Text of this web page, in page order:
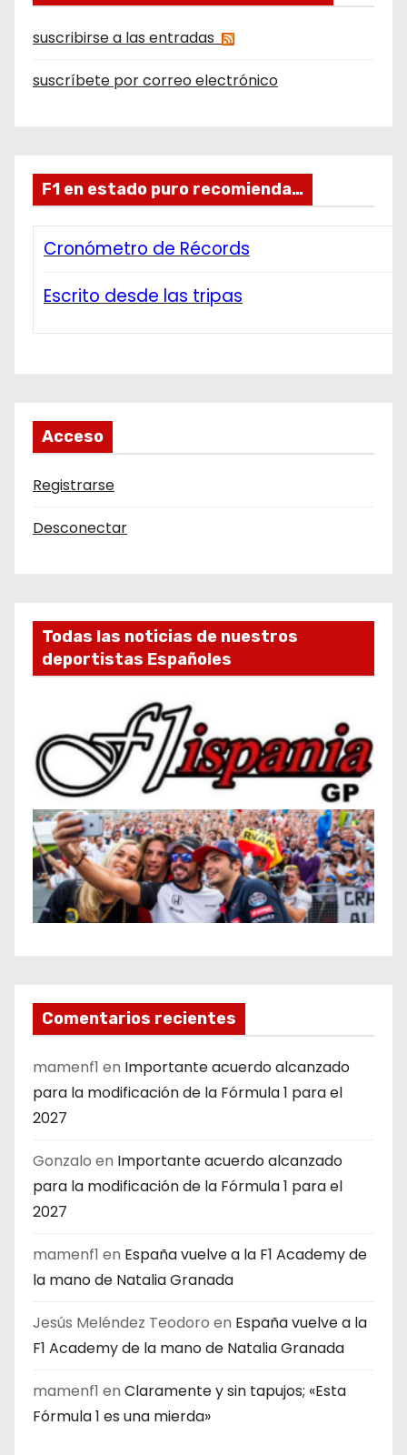
suscribirse a las entradas
suscríbete por correo electrónico
F1 en estado puro recomienda…
Cronómetro de Récords
Escrito desde las tripas
Acceso
Registrarse
Desconectar
Todas las noticias de nuestros
deportistas Españoles
Comentarios recientes
mamenf1 en Importante acuerdo alcanzado
para la modificación de la Fórmula 1 para el
2027
Gonzalo en Importante acuerdo alcanzado
para la modificación de la Fórmula 1 para el
2027
mamenf1 en España vuelve a la F1 Academy de
la mano de Natalia Granada
Jesús Meléndez Teodoro en España vuelve a la
F1 Academy de la mano de Natalia Granada
mamenf1 en Claramente y sin tapujos; «Esta
Fórmula 1 es una mierda»